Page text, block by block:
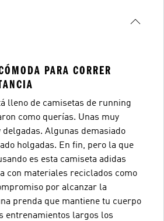
PARA CORRER
lleno de camisetas de running
como querías. Unas muy
Algunas demasiado
holgadas. En fin, pero la que
es esta camiseta adidas
con materiales reciclados como
por alcanzar la
prenda que mantiene tu cuerpo
entrenamientos largos los